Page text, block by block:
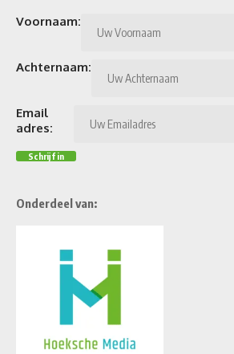
Voornaam:
Achternaam:
Email
adres:
Onderdeel van: